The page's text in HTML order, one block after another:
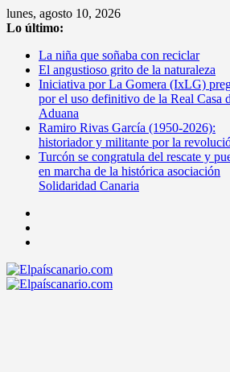
Saltar
al
lunes, agosto 10, 2026
Lo último:
La niña que soñaba con reciclar
El angustioso grito de la naturaleza
Iniciativa por La Gomera (IxLG)
por el uso definitivo de la Real Casa
Aduana
Ramiro Rivas García (1950-2026):
historiador y militante por la
Turcón se congratula del rescate y
en marcha de la histórica asociación
Solidaridad Canaria